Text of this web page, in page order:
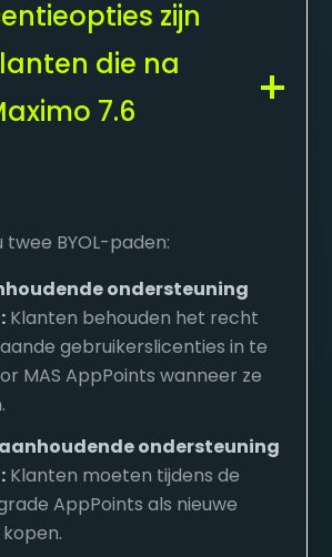
zijn
die na
7.6
twee BYOL-paden:
ondersteuning
Klanten behouden het recht
gebruikerslicenties in te
MAS AppPoints wanneer ze
ondersteuning
Klanten moeten tijdens de
AppPoints als nieuwe